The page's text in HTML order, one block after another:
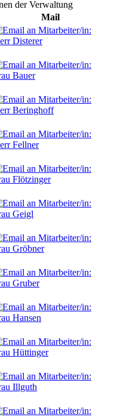
der Verwaltung
Mail